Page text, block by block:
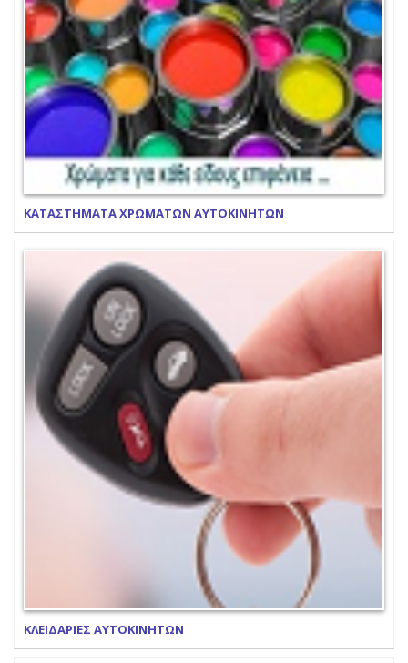
ΚΑΤΑΣΤΗΜΑΤΑ ΧΡΩΜΑΤΩΝ ΑΥΤΟΚΙΝΗΤΩΝ
ΚΛΕΙΔΑΡΙΕΣ ΑΥΤΟΚΙΝΗΤΩΝ